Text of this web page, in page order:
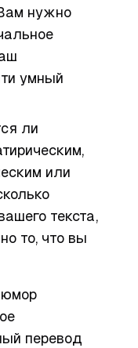
нужно
умный
ли
или
текста,
то, что вы
юмор
перевод